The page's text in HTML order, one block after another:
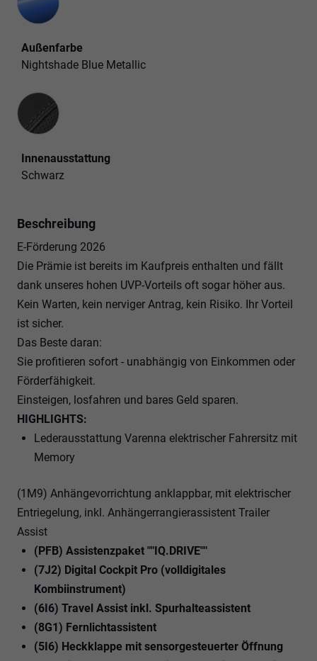
Außenfarbe
Nightshade Blue Metallic
Innenausstattung
Innenausstattung
Schwarz
Beschreibung
E-Förderung 2026
Die Prämie ist bereits im Kaufpreis enthalten und fällt
dank unseres hohen UVP-Vorteils oft sogar höher aus.
Kein Warten, kein nerviger Antrag, kein Risiko. Ihr Vorteil
ist sicher.
Das Beste daran:
Sie profitieren sofort - unabhängig von Einkommen oder
Förderfähigkeit.
Einsteigen, losfahren und bares Geld sparen.
HIGHLIGHTS:
Lederausstattung Varenna elektrischer Fahrersitz mit
Memory
(1M9) Anhängevorrichtung anklappbar, mit elektrischer
Entriegelung, inkl. Anhängerrangierassistent Trailer
Assist
(PFB) Assistenzpaket ""IQ.DRIVE""
(7J2) Digital Cockpit Pro (volldigitales
Kombiinstrument)
(6I6) Travel Assist inkl. Spurhalteassistent
(8G1) Fernlichtassistent
(5I6) Heckklappe mit sensorgesteuerter Öffnung